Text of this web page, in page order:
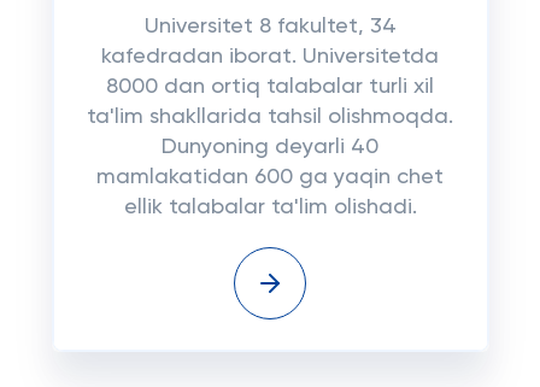
Universitet 8 fakultet, 34
kafedradan iborat. Universitetda
8000 dan ortiq talabalar turli xil
ta'lim shakllarida tahsil olishmoqda.
Dunyoning deyarli 40
mamlakatidan 600 ga yaqin chet
ellik talabalar ta'lim olishadi.